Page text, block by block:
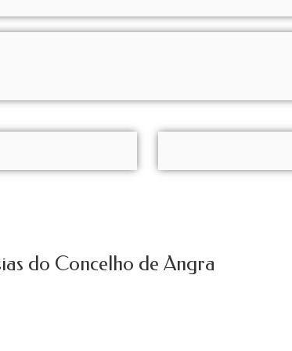
do Concelho de Angra